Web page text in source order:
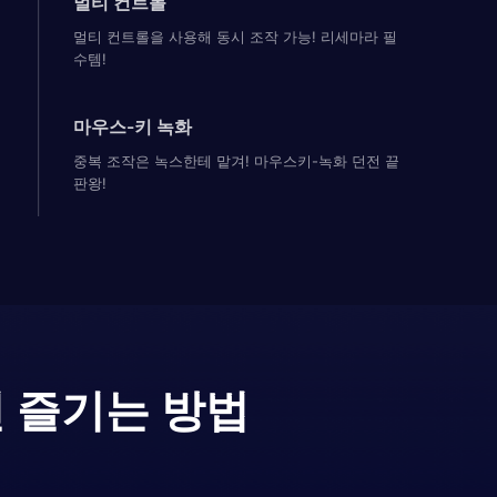
멀티 컨트롤을 사용해 동시 조작 가능! 리세마라 필
수템!
마우스-키 녹화
중복 조작은 녹스한테 맡겨! 마우스키-녹화 던전 끝
판왕!
즐기는 방법